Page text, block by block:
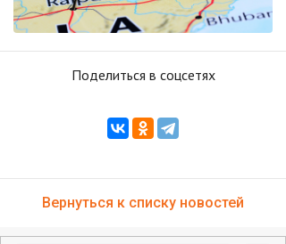
Поделиться в соцсетях
Вернуться к списку новостей